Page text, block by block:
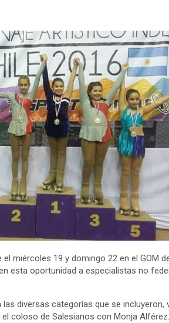
miércoles 19 y domingo 22 en el GOM
esta oportunidad a especialistas no
diversas categorías que se incluyeron,
coloso de Salesianos con Monja